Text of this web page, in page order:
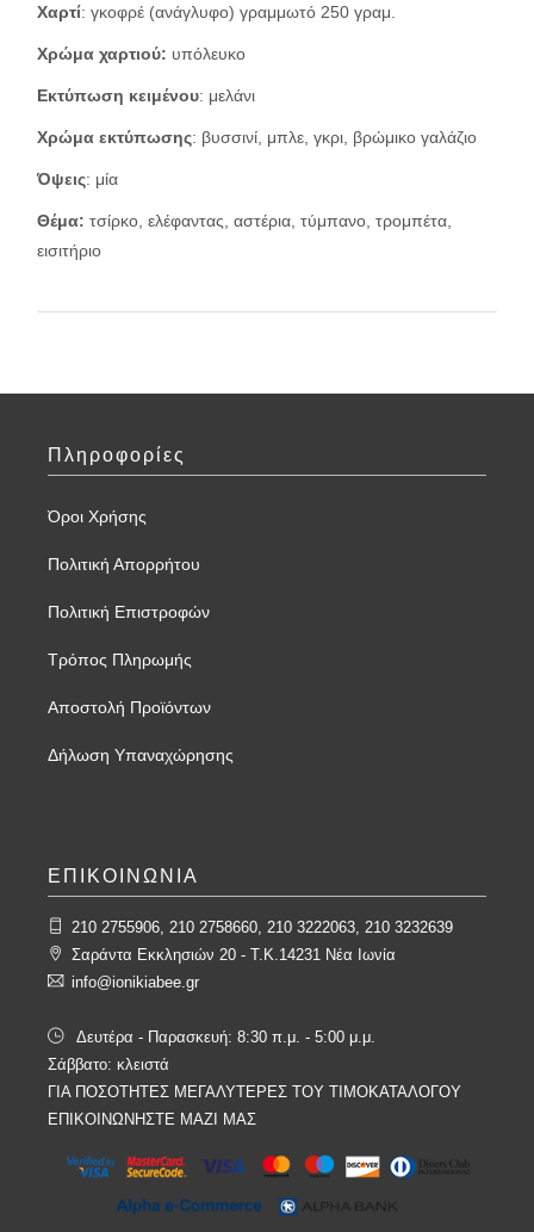
Χαρτί: γκοφρέ (ανάγλυφο) γραμμωτό 250 γραμ.
Χρώμα χαρτιού: υπόλευκο
Εκτύπωση κειμένου: μελάνι
Χρώμα εκτύπωσης: βυσσινί, μπλε, γκρι, βρώμικο γαλάζιο
Όψεις: μία
Θέμα: τσίρκο, ελέφαντας, αστέρια, τύμπανο, τρομπέτα,
εισιτήριο
Πληροφορίες
Όροι Χρήσης
Πολιτική Απορρήτου
Πολιτική Επιστροφών
Τρόπος Πληρωμής
Αποστολή Προϊόντων
Δήλωση Υπαναχώρησης
ΕΠΙΚΟΙΝΩΝΙΑ
210 2755906, 210 2758660, 210 3222063, 210 3232639
Σαράντα Εκκλησιών 20 - T.K.14231 Νέα Ιωνία
info@ionikiabee.gr
Δευτέρα - Παρασκευή: 8:30 π.μ. - 5:00 μ.μ.
Σάββατο: κλειστά
ΓΙΑ ΠΟΣΟΤΗΤΕΣ ΜΕΓΑΛΥΤΕΡΕΣ ΤΟΥ ΤΙΜΟΚΑΤΑΛΟΓΟΥ
ΕΠΙΚΟΙΝΩΝΗΣΤΕ ΜΑΖΙ ΜΑΣ